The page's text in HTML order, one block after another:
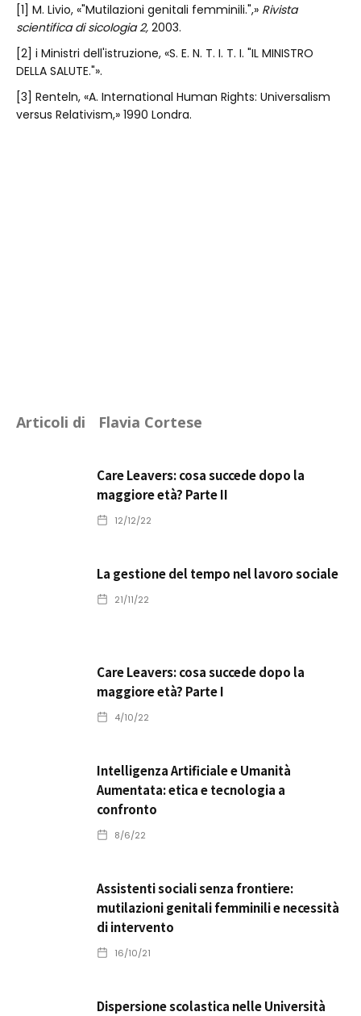
[1] M. Livio, «"Mutilazioni genitali femminili.",» Rivista
scientifica di sicologia 2, 2003.
[2] i Ministri dell'istruzione, «S. E. N. T. I. T. I. "IL MINISTRO
DELLA SALUTE."».
[3] Renteln, «A. International Human Rights: Universalism
versus Relativism,» 1990 Londra.
Articoli di Flavia Cortese
Care Leavers: cosa succede dopo la
maggiore età? Parte II
12/12/22
La gestione del tempo nel lavoro sociale
21/11/22
Care Leavers: cosa succede dopo la
maggiore età? Parte I
4/10/22
Intelligenza Artificiale e Umanità
Aumentata: etica e tecnologia a
confronto
8/6/22
Assistenti sociali senza frontiere:
mutilazioni genitali femminili e necessità
di intervento
16/10/21
Dispersione scolastica nelle Università